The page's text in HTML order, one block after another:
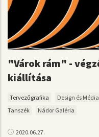
"Várok rám" -
kiállítása
Tervezőgrafika Design és
Tanszék
Nádor Galéria
2020.06.27.